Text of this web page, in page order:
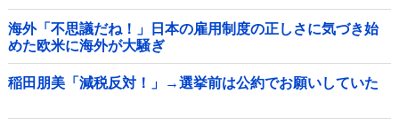
海外「不思議だね！」日本の雇用制度の正しさに気づき始
めた欧米に海外が大騒ぎ
稲田朋美「減税反対！」→選挙前は公約でお願いしていた